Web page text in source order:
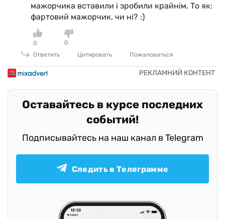
мажорчика вставили і зробили крайнім. То як:
фартовий мажорчик, чи ні? :)
0
0
Ответить
Цитировать Пожаловаться
Оставайтесь в курсе последних
событий!
Подписывайтесь на наш канал в Telegram
Следить в Телеграмме